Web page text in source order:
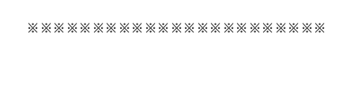
※※※※※※※※※※※※※※※※※※※※※※※